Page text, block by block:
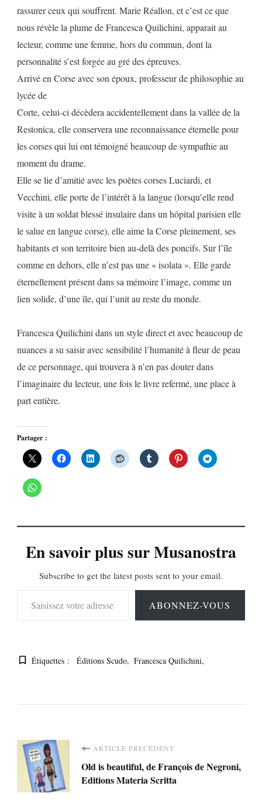
rassurer ceux qui souffrent. Marie Réallon, et c’est ce que
nous révèle la plume de Francesca Quilichini, apparait au
lecteur, comme une femme, hors du commun, dont la
personnalité s’est forgée au gré des épreuves.
Arrivé en Corse avec son époux, professeur de philosophie au
lycée de
Corte, celui-ci décèdera accidentellement dans la vallée de la
Restonica, elle conservera une reconnaissance éternelle pour
les corses qui lui ont témoigné beaucoup de sympathie au
moment du drame.
Elle se lie d’amitié avec les poètes corses Luciardi, et
Vecchini, elle porte de l’intérêt à la langue (lorsqu’elle rend
visite à un soldat blessé insulaire dans un hôpital parisien elle
le salue en langue corse), elle aime la Corse pleinement, ses
habitants et son territoire bien au-delà des poncifs. Sur l’île
comme en dehors, elle n’est pas une « isolata ». Elle garde
éternellement présent dans sa mémoire l’image, comme un
lien solide, d’une île, qui l’unit au reste du monde.
Francesca Quilichini dans un style direct et avec beaucoup de
nuances a su saisir avec sensibilité l’humanité à fleur de peau
de ce personnage, qui trouvera à n’en pas douter dans
l’imaginaire du lecteur, une fois le livre refermé, une place à
part entière.
Partager :
En savoir plus sur Musanostra
Subscribe to get the latest posts sent to your email.
Saisissez votre adresse e-mail…
ABONNEZ-VOUS
Étiquettes : Éditions Scudo Francesca Quilichini
Navigation
d'article
ARTICLE PRÉCÉDENT
Old is beautiful, de François de Negroni,
Editions Materia Scritta